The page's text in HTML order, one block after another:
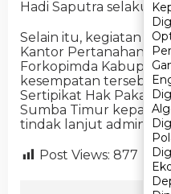
Hadi Saputra selaku
Selain itu, kegiatan
Kantor Pertanahan
Forkopimda
kesempatan tersebut,
Sertipikat Hak Pakai
Sumba Timur kepada
tindak lanjut
Post Views: 877